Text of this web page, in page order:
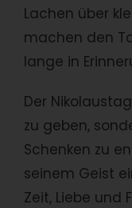
Lachen über
machen den
lange in
Der
zu geben,
Schenken zu
seinem Geist
Zeit, Liebe und